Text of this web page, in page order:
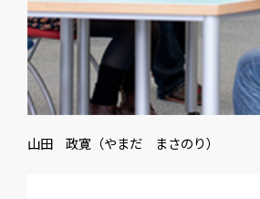
山田 政寛（やまだ まさのり）